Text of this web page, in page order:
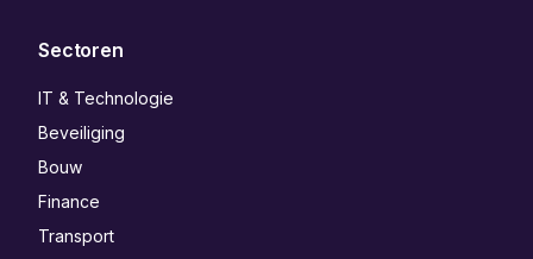
Sectoren
IT & Technologie
Beveiliging
Bouw
Finance
Transport